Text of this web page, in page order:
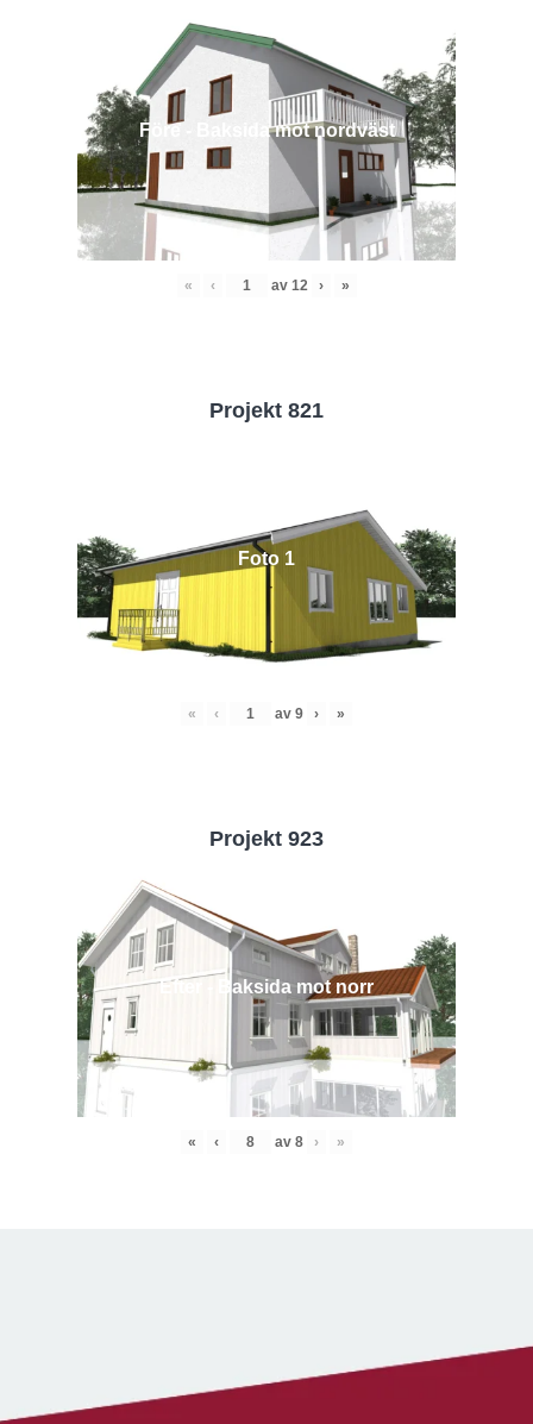
Före - Baksida mot nordväst
« ‹ av 12 › »
Projekt 821
Foto 1
« ‹ av 9 › »
Projekt 923
Efter - Baksida mot norr
« ‹ av 8 › »